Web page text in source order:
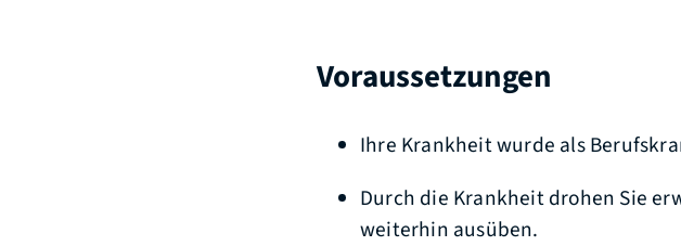
Voraussetzungen
Ihre Krankheit wurde als
Durch die Krankheit drohen Sie
weiterhin ausüben.